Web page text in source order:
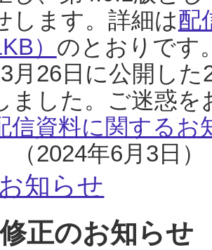
します。詳細は配
） のとおりです
月26日に公開し
ました。ご迷惑
信資料に関するお
（2024年6月3日）
知らせ
正のお知らせ